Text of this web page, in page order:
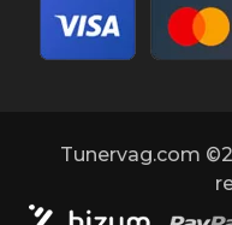
Tunervag.com